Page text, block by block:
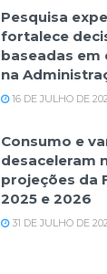
Pesquisa
fortalece
baseadas em
na
16 DE JULHO DE
Consumo e
desaceleram
projeções da
2025 e 2026
31 DE JULHO DE